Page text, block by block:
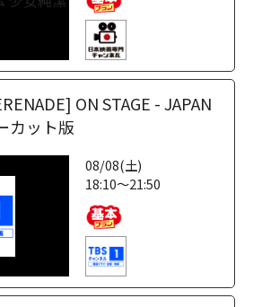
ON STAGE - JAPAN
カット版
08/08(土)
18:10～21:50